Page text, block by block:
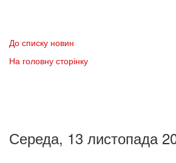
До списку новин
На головну сторінку
Середа, 13 листопада